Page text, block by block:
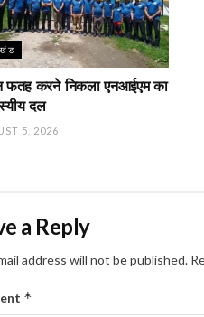
फतह करने निकला एनआईएम का
दल
5, 2026
a Reply
address will not be published.
*